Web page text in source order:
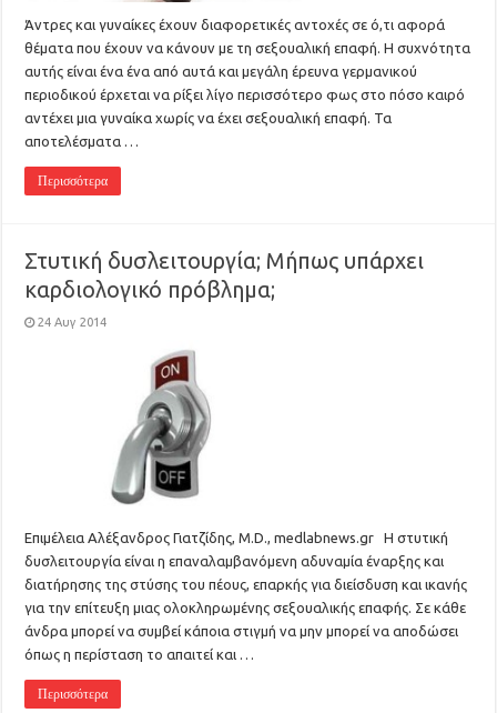
Άντρες και γυναίκες έχουν διαφορετικές αντοχές σε ό,τι αφορά
θέματα που έχουν να κάνουν με τη σεξουαλική επαφή. Η συχνότητα
αυτής είναι ένα ένα από αυτά και μεγάλη έρευνα γερμανικού
περιοδικού έρχεται να ρίξει λίγο περισσότερο φως στο πόσο καιρό
αντέχει μια γυναίκα χωρίς να έχει σεξουαλική επαφή. Τα
αποτελέσματα …
Περισσότερα
Στυτική δυσλειτουργία; Μήπως υπάρχει
καρδιολογικό πρόβλημα;
24 Αυγ 2014
Επιμέλεια Αλέξανδρος Γιατζίδης, M.D., medlabnews.gr Η στυτική
δυσλειτουργία είναι η επαναλαμβανόμενη αδυναμία έναρξης και
διατήρησης της στύσης του πέους, επαρκής για διείσδυση και ικανής
για την επίτευξη μιας ολοκληρωμένης σεξουαλικής επαφής. Σε κάθε
άνδρα μπορεί να συμβεί κάποια στιγμή να μην μπορεί να αποδώσει
όπως η περίσταση το απαιτεί και …
Περισσότερα